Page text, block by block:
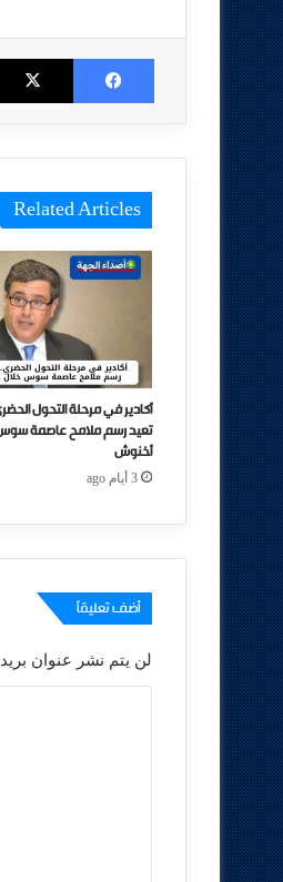
Facebook
Related Articles
أكادير في مرحلة التحول
تعيد رسم ملامح عاصمة سوس
أخنوش
3 أيام ago
أضف تعليقاً
لن يتم نشر عنوان